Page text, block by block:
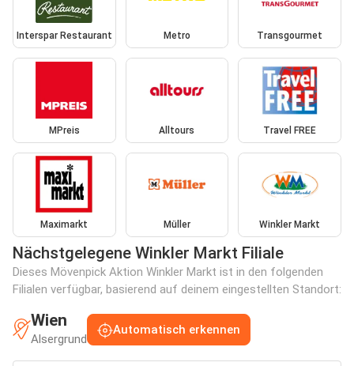
Interspar Restaurant Metro Transgourmet
MPreis Alltours Travel FREE
Maximarkt Müller Winkler Markt
Nächstgelegene Winkler Markt Filiale
Dieses Mövenpick Aktion Winkler Markt ist in den folgenden
Filialen verfügbar, basierend auf deinem eingestellten Standort:
Wien
Alsergrund
Automatisch erkennen